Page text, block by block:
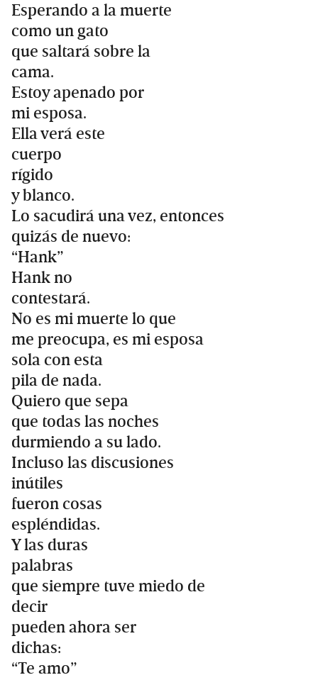
Esperando a la muerte
como un gato
que saltará sobre la
cama.
Estoy apenado por
mi esposa.
Ella verá este
cuerpo
rígido
y blanco.
Lo sacudirá una vez, entonces
quizás de nuevo:
“Hank”
Hank no
contestará.
No es mi muerte lo que
me preocupa, es mi esposa
sola con esta
pila de nada.
Quiero que sepa
que todas las noches
durmiendo a su lado.
Incluso las discusiones
inútiles
fueron cosas
espléndidas.
Y las duras
palabras
que siempre tuve miedo de
decir
pueden ahora ser
dichas:
“Te amo”